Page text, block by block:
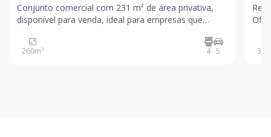
Conjunto comercial com 231 m² de área privativa,
disponível para venda, ideal para empresas que
estratégica e alto padrão corporativo. O imóvel conta
com direito a 5 vagas de garagem, copa, banheiros,
260m² 4 5
Ref: 309 Excelente
37